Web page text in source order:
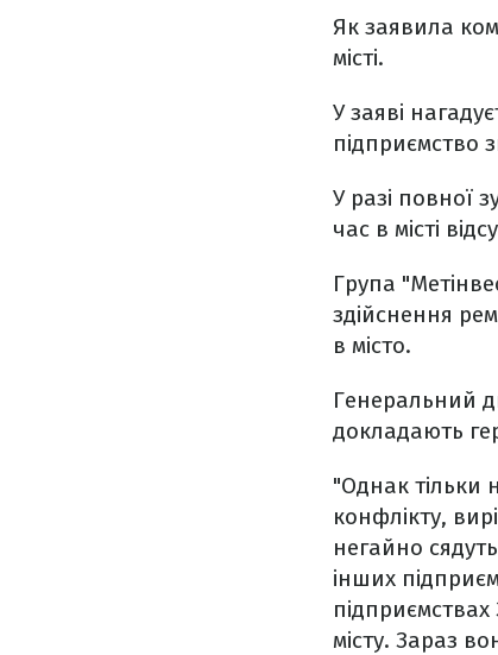
Як заявила
місті.
У заяві
підприємство
У разі повної
час в місті
Група
здійснення
в місто.
Генеральний
докладають
"Однак тільки
конфлікту,
негайно
інших
місту. Зараз